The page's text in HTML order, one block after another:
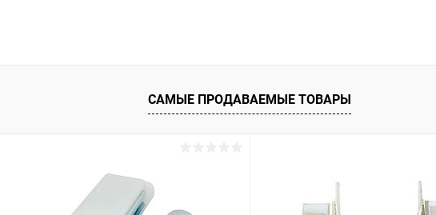
Купить в 1 клик Сравнение
В наличии
САМЫЕ ПРОДАВАЕМЫЕ ТОВАРЫ